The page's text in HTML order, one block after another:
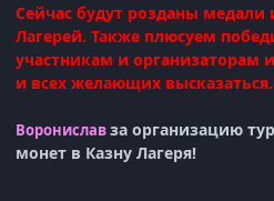
Сейчас будут розданы медали
Лагерей. Также плюсуем
участникам и организаторам
и всех желающих высказаться.
Ворониславза организацию
монет в Казну Лагеря!